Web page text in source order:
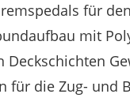
für
mit
für die Zug- und